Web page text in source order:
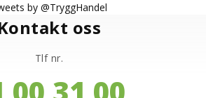
by @TryggHandel
oss
Tlf nr.